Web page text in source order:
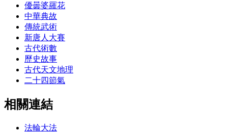
優曇婆羅花
中華典故
傳統武術
新唐人大賽
古代術數
歷史故事
古代天文地理
二十四節氣
相關連結
法輪大法